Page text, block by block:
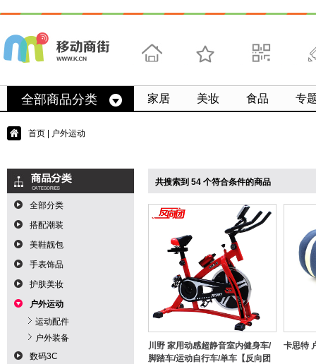
首页 收藏 求扫码 微
全部商品分类 家居 美妆 食品 专
首页 | 户外运动
全部分类
搭配潮装
美鞋靓包
手表饰品
护肤美妆
户外运动
运动配件
户外装备
数码3C
共搜索到 54 个符合条件的商品
川野 家用动感超静音室内健身车/
脚踏车/运动自行车/单车【反向团
卡思特